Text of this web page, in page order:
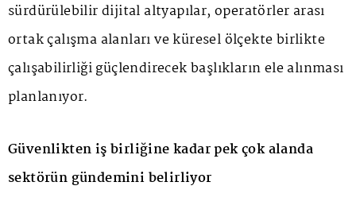
sürdürülebilir dijital altyapılar, operatörler arası
ortak çalışma alanları ve küresel ölçekte birlikte
çalışabilirliği güçlendirecek başlıkların ele alınması
planlanıyor.
Güvenlikten iş birliğine kadar pek çok alanda
sektörün gündemini belirliyor